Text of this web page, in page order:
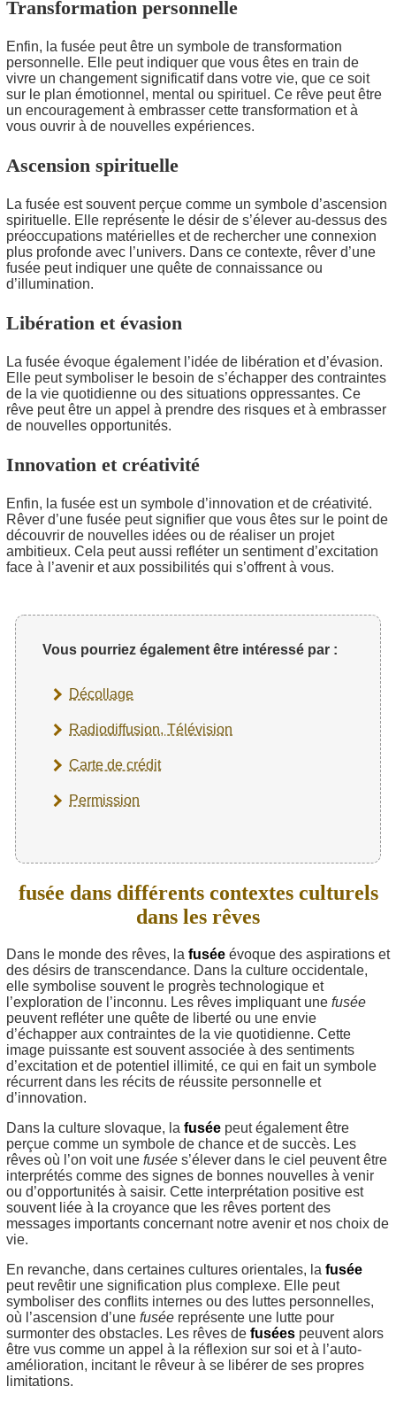
Transformation personnelle
Enfin, la fusée peut être un symbole de transformation
personnelle. Elle peut indiquer que vous êtes en train de
vivre un changement significatif dans votre vie, que ce soit
sur le plan émotionnel, mental ou spirituel. Ce rêve peut être
un encouragement à embrasser cette transformation et à
vous ouvrir à de nouvelles expériences.
Ascension spirituelle
La fusée est souvent perçue comme un symbole d’ascension
spirituelle. Elle représente le désir de s’élever au-dessus des
préoccupations matérielles et de rechercher une connexion
plus profonde avec l’univers. Dans ce contexte, rêver d’une
fusée peut indiquer une quête de connaissance ou
d’illumination.
Libération et évasion
La fusée évoque également l’idée de libération et d’évasion.
Elle peut symboliser le besoin de s’échapper des contraintes
de la vie quotidienne ou des situations oppressantes. Ce
rêve peut être un appel à prendre des risques et à embrasser
de nouvelles opportunités.
Innovation et créativité
Enfin, la fusée est un symbole d’innovation et de créativité.
Rêver d’une fusée peut signifier que vous êtes sur le point de
découvrir de nouvelles idées ou de réaliser un projet
ambitieux. Cela peut aussi refléter un sentiment d’excitation
face à l’avenir et aux possibilités qui s’offrent à vous.
Vous pourriez également être intéressé par :
Décollage
Radiodiffusion, Télévision
Carte de crédit
Permission
fusée dans différents contextes culturels
dans les rêves
Dans le monde des rêves, la fusée évoque des aspirations et
des désirs de transcendance. Dans la culture occidentale,
elle symbolise souvent le progrès technologique et
l’exploration de l’inconnu. Les rêves impliquant une fusée
peuvent refléter une quête de liberté ou une envie
d’échapper aux contraintes de la vie quotidienne. Cette
image puissante est souvent associée à des sentiments
d’excitation et de potentiel illimité, ce qui en fait un symbole
récurrent dans les récits de réussite personnelle et
d’innovation.
Dans la culture slovaque, la fusée peut également être
perçue comme un symbole de chance et de succès. Les
rêves où l’on voit une fusée s’élever dans le ciel peuvent être
interprétés comme des signes de bonnes nouvelles à venir
ou d’opportunités à saisir. Cette interprétation positive est
souvent liée à la croyance que les rêves portent des
messages importants concernant notre avenir et nos choix de
vie.
En revanche, dans certaines cultures orientales, la fusée
peut revêtir une signification plus complexe. Elle peut
symboliser des conflits internes ou des luttes personnelles,
où l’ascension d’une fusée représente une lutte pour
surmonter des obstacles. Les rêves de fusées peuvent alors
être vus comme un appel à la réflexion sur soi et à l’auto-
amélioration, incitant le rêveur à se libérer de ses propres
limitations.